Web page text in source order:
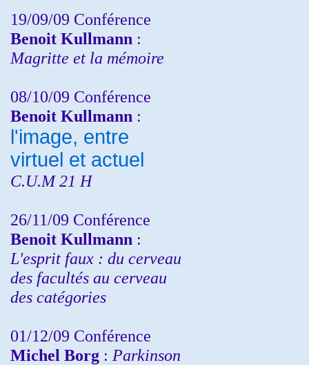
19/09/09 Conférence
Benoit Kullmann :
Magritte et la mémoire
08/10/09 Conférence
Benoit Kullmann :
l'image, entre
virtuel et actuel
C.U.M 21 H
26/11/09 Conférence
Benoit Kullmann :
L'esprit faux : du cerveau
des facultés au cerveau
des catégories
01/12/09 Conférence
Michel Borg : Parkinson